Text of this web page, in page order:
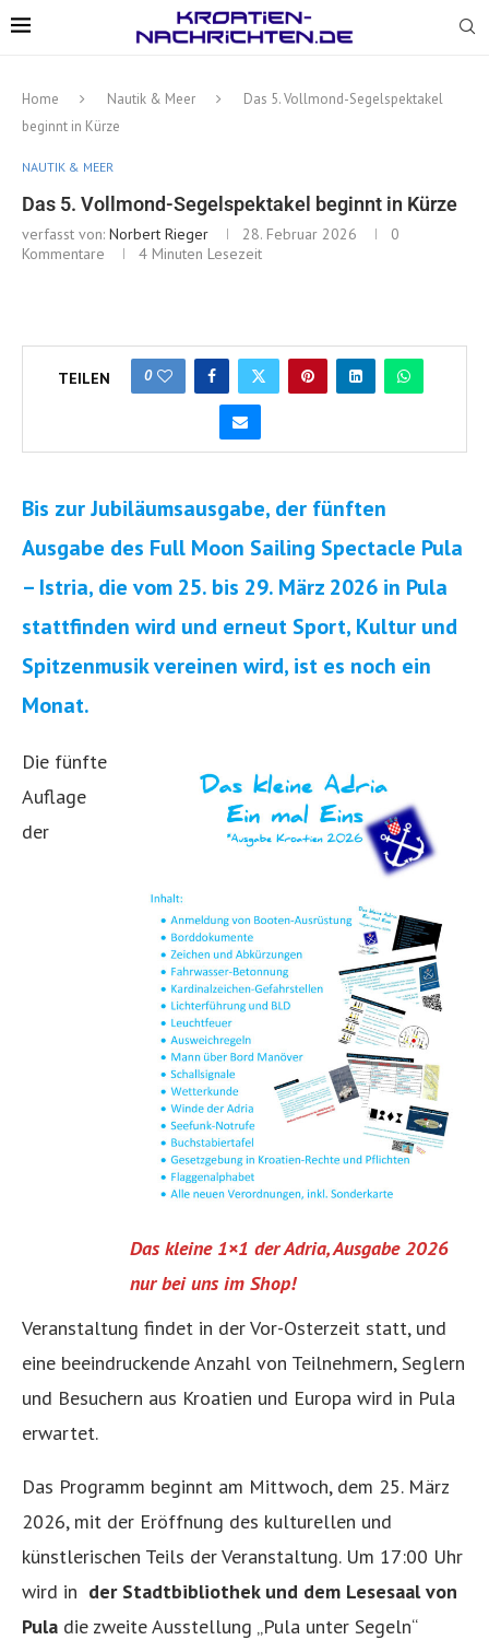
Home Nautik & Meer
Das 5. Vollmond-Segelspektakel
beginnt in Kürze
NAUTIK & MEER
Das 5. Vollmond-Segelspektakel beginnt in Kürze
verfasst von: Norbert Rieger 28. Februar 2026
0
Kommentare
4 Minuten Lesezeit
TEILEN 0
Bis zur Jubiläumsausgabe, der fünften
Ausgabe des Full Moon Sailing Spectacle Pula
– Istria, die vom 25. bis 29. März 2026 in Pula
stattfinden wird und erneut Sport, Kultur und
Spitzenmusik vereinen wird, ist es noch ein
Monat.
Das kleine 1×1 der Adria, Ausgabe 2026
nur bei uns im Shop!
Die fünfte
Auflage
der
Veranstaltung findet in der Vor-Osterzeit statt, und
eine beeindruckende Anzahl von Teilnehmern, Seglern
und Besuchern aus Kroatien und Europa wird in Pula
erwartet.
Das Programm beginnt am Mittwoch, dem 25. März
2026, mit der Eröffnung des kulturellen und
künstlerischen Teils der Veranstaltung. Um 17:00 Uhr
wird in der Stadtbibliothek und dem Lesesaal von
Pula die zweite Ausstellung „Pula unter Segeln“